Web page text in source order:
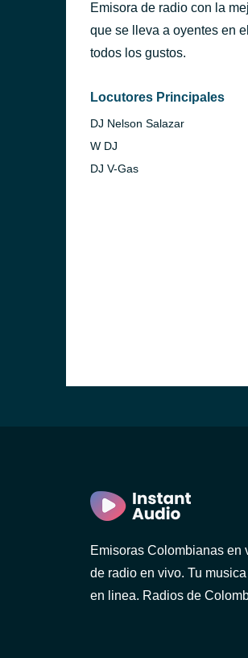
Emisora de radio con la
que se lleva a oyentes en
todos los gustos.
Locutores Principales
DJ Nelson Salazar
W DJ
DJ V-Gas
Emisoras Colombianas en
de radio en vivo. Tu
en linea. Radios de